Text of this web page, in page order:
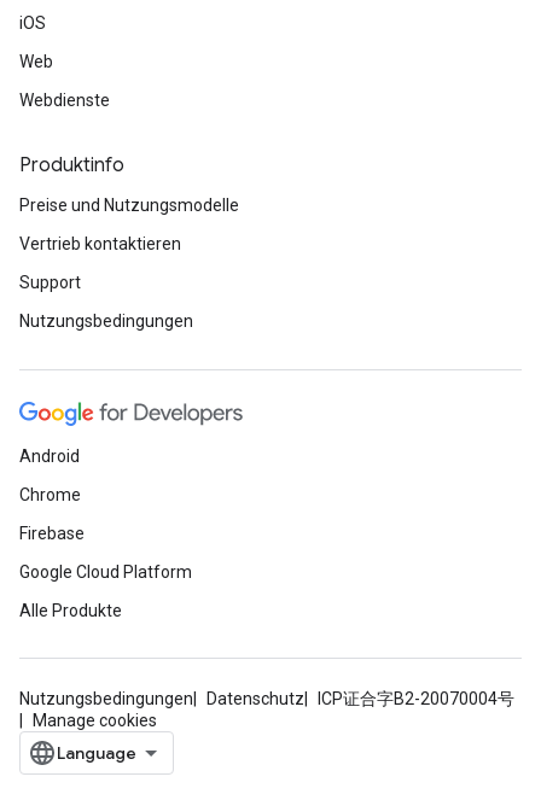
iOS
Web
Webdienste
Produktinfo
Preise und Nutzungsmodelle
Vertrieb kontaktieren
Support
Nutzungsbedingungen
Android
Chrome
Firebase
Google Cloud Platform
Alle Produkte
Nutzungsbedingungen Datenschutz
ICP证合字B2-20070004号
Manage cookies